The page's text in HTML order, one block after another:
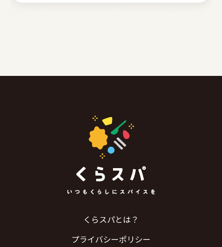
くらスパとは？
プライバシーポリシー